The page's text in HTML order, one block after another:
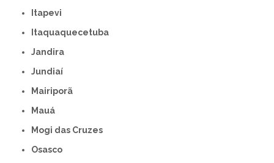
Itapevi
Itaquaquecetuba
Jandira
Jundiaí
Mairiporã
Mauá
Mogi das Cruzes
Osasco